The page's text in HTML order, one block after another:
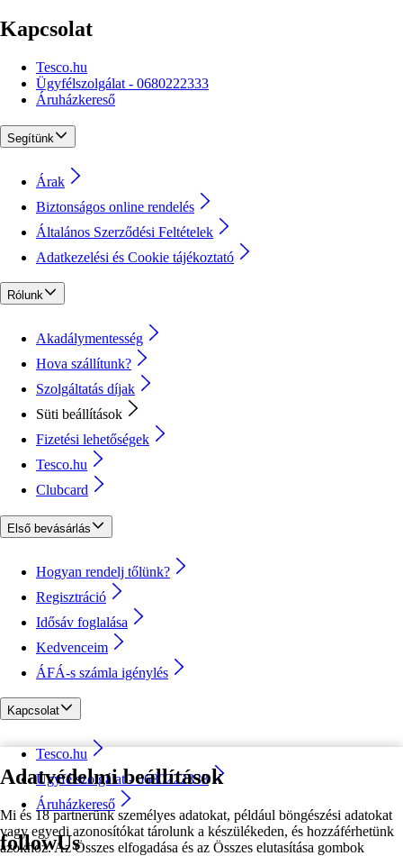
Adatvédelmi beállítások
Mi és 18 partnerünk személyes adatokat, például böngészési adatokat
vagy egyedi azonosítókat tárolunk a készülékeden, és hozzáférhetünk
azokhoz. Az Összes elfogadása és az Összes elutasítása gombok
Kapcsolat
Tesco.hu
Ügyfélszolgálat - 0680222333
Áruházkereső
Segítünk
Árak
Biztonságos online rendelés
Általános Szerződési Feltételek
Adatkezelési és Cookie tájékoztató
Rólunk
Akadálymentesség
Hova szállítunk?
Szolgáltatás díjak
Süti beállítások
Fizetési lehetőségek
Tesco.hu
Clubcard
Első bevásárlás
Hogyan rendelj tőlünk?
Regisztráció
Idősáv foglalása
Kedvenceim
ÁFÁ-s számla igénylés
Kapcsolat
Tesco.hu
Ügyfélszolgálat - 0680222333
Áruházkereső
followUs